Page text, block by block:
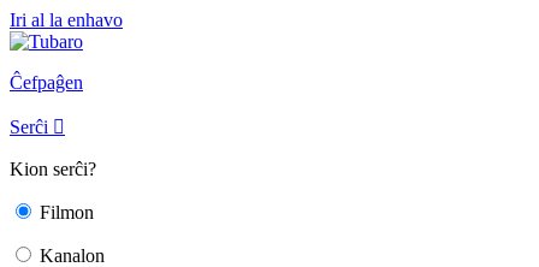
Iri al la enhavo
Ĉefpaĝen
Serĉi 
Kion serĉi?
Filmon
Kanalon